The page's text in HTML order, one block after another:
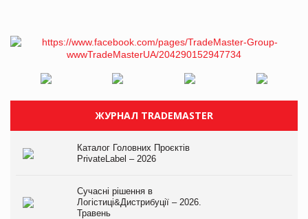
ЖУРНАЛ TRADEMASTER
Каталог Головних Проєктів
PrivateLabel – 2026
Сучасні рішення в
Логістиці&Дистрибуції – 2026.
Травень